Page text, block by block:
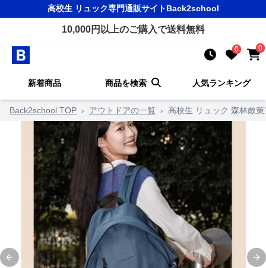
高校生 リュック専門通販サイトBack2school
10,000円以上のご購入で送料無料
0 0
新着商品 商品を検索 人気ランキング
Back2school TOP › アウトドアの一覧 › 高校生 リュック 森林散
Previous slide